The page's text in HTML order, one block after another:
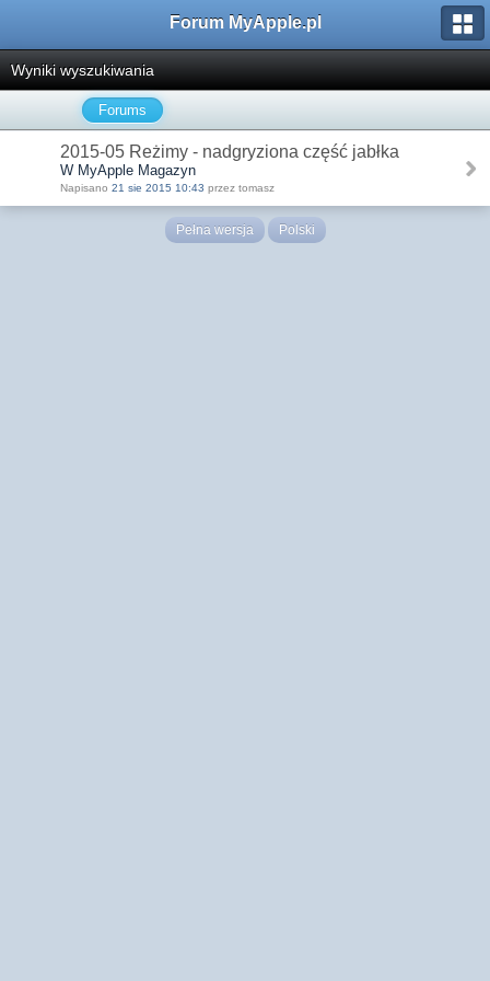
Forum MyApple.pl
Wyniki wyszukiwania
Forums
2015-05 Reżimy - nadgryziona część jabłka
W MyApple Magazyn
Napisano 21 sie 2015 10:43 przez tomasz
Pełna wersja Polski